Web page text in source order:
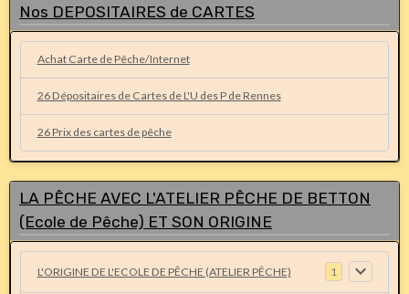
Nos DEPOSITAIRES de CARTES
Achat Carte de Pêche/Internet
26 Dépositaires de Cartes de L'U des P de Rennes
26 Prix des cartes de pêche
LA PÊCHE AVEC L'ATELIER PÊCHE DE BETTON
(Ecole de Pêche) ET SON ORIGINE
L'ORIGINE DE L'ECOLE DE PÊCHE (ATELIER PÊCHE) 1